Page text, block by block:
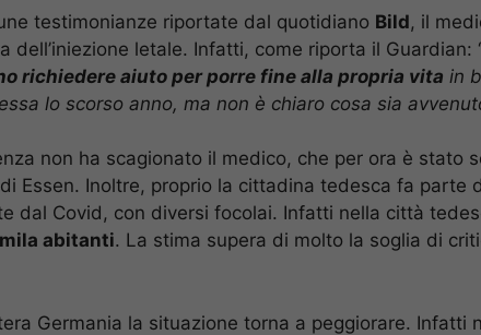
testimonianze riportate dal quotidiano Bild, il
dell’iniezione letale. Infatti, come riporta il Guardian:
richiedere aiuto per porre fine alla propria vita in
lo scorso anno, ma non è chiaro cosa sia
non ha scagionato il medico, che per ora è stato
Essen. Inoltre, proprio la cittadina tedesca fa parte
dal Covid, con diversi focolai. Infatti nella città
abitanti. La stima supera di molto la soglia di
Germania la situazione torna a peggiorare. Infatti